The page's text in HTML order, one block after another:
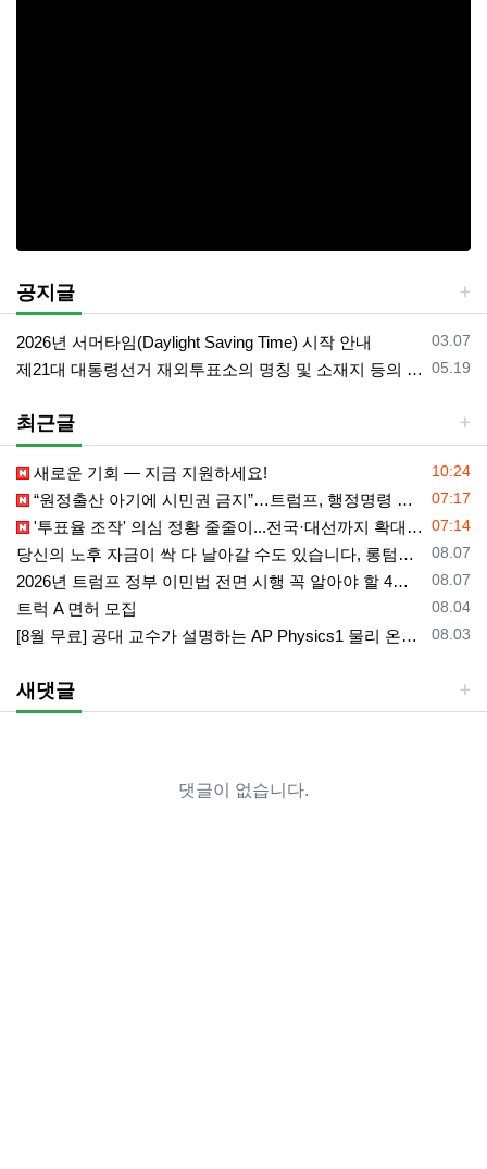
공지글
등록일
03.07
2026년 서머타임(Daylight Saving Time) 시작 안내
등록일
05.19
제21대 대통령선거 재외투표소의 명칭 및 소재지 등의 공고/올랜도 제외 투표소
최근글
등록일
10:24
새로운 기회 — 지금 지원하세요!
등록일
07:17
“원정출산 아기에 시민권 금지”…트럼프, 행정명령 서명
등록일
07:14
'투표율 조작' 의심 정황 줄줄이...전국·대선까지 확대되나
등록일
08.07
당신의 노후 자금이 싹 다 날아갈 수도 있습니다, 롱텀케어 준비 하기
등록일
08.07
2026년 트럼프 정부 이민법 전면 시행 꼭 알아야 할 4가지!!
등록일
08.04
트럭 A 면허 모집
등록일
08.03
[8월 무료] 공대 교수가 설명하는 AP Physics1 물리 온라인 강의
새댓글
댓글이 없습니다.